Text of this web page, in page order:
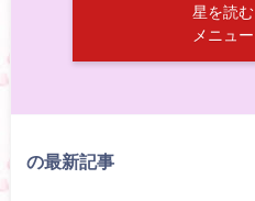
星を読
メニュ
の最新記事